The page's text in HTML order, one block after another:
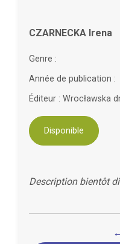
CZARNECKA Irena
Genre :
Année de publication :
Éditeur : Wrocławska
Disponible
Description bientôt